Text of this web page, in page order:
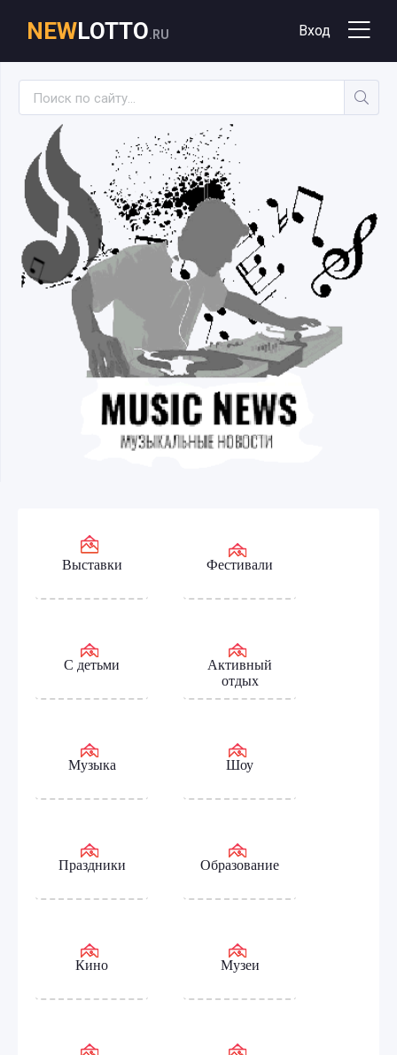
NEWLOTTO.RU Вход
Выставки Фестивали
С детьми
Активный
отдых
Музыка Шоу
Праздники Образование
Кино Музеи